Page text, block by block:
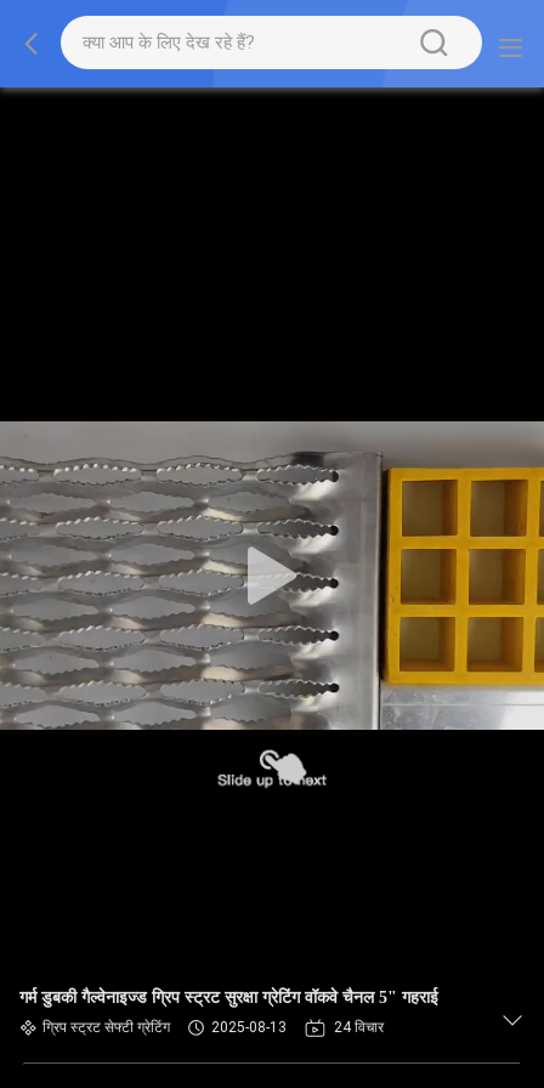
गर्म डुबकी गैल्वेनाइज्ड ग्रिप स्ट्रट सुरक्षा ग्रेटिंग वॉकवे चैनल 5" गहराई
ग्रिप स्ट्रट सेफ्टी ग्रेटिंग 2025-08-13 24 विचार